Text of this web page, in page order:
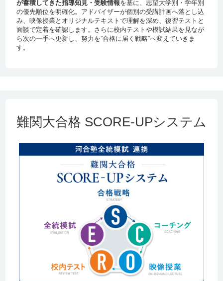
が蓄積してきた指導知見・受験情報を基に、志望大学別・学年別
の優先順位を明確化。アドバイザーが個別の受講計画へ落とし込
み、映像授業とオリジナルテキストで理解を深め、復習テストと
面談で定着を確認します。さらに校内テストや模試結果を見なが
ら次の一手へ更新し、努力を”合格に届く戦略”へ変えていきま
す。
難関大合格 SCORE-UPシステム